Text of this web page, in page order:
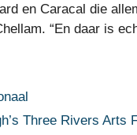
en Caracal die
“En daar is
Three Rivers Arts